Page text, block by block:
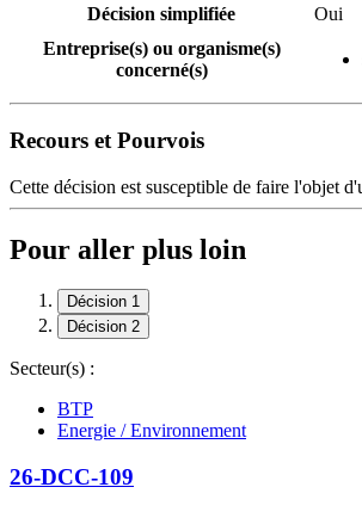
Décision simplifiée
Oui
Entreprise(s) ou organisme(s)
concerné(s)
Recours et Pourvois
Cette décision est susceptible de faire l'objet
Pour aller plus loin
Décision 1
Décision 2
Secteur(s) :
BTP
Energie / Environnement
26-DCC-109